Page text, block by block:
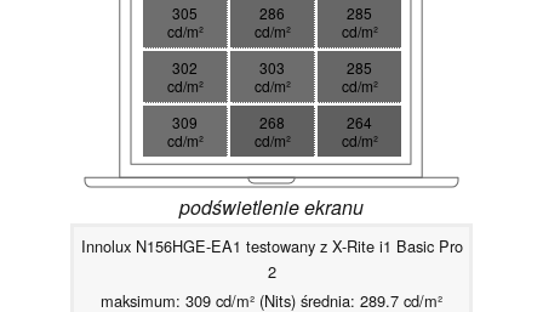
305
cd/m²
286
cd/m²
285
cd/m²
302
cd/m²
303
cd/m²
285
cd/m²
309
cd/m²
268
cd/m²
264
cd/m²
podświetlenie ekranu
Innolux N156HGE-EA1 testowany z X-Rite i1 Basic Pro
2
maksimum: 309 cd/m² (Nits) średnia: 289.7 cd/m²